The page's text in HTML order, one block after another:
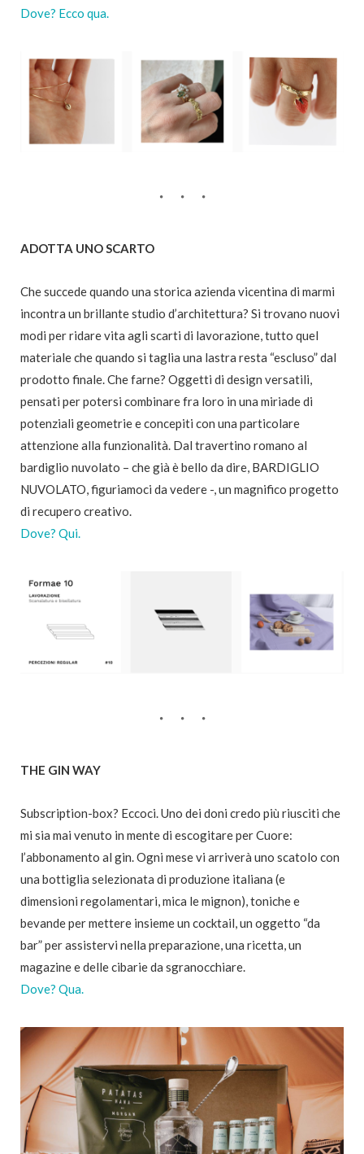
Dove? Ecco qua.
ADOTTA UNO SCARTO
Che succede quando una storica azienda vicentina di marmi
incontra un brillante studio d’architettura? Si trovano nuovi
modi per ridare vita agli scarti di lavorazione, tutto quel
materiale che quando si taglia una lastra resta “escluso” dal
prodotto finale. Che farne? Oggetti di design versatili,
pensati per potersi combinare fra loro in una miriade di
potenziali geometrie e concepiti con una particolare
attenzione alla funzionalità. Dal travertino romano al
bardiglio nuvolato – che già è bello da dire, BARDIGLIO
NUVOLATO, figuriamoci da vedere -, un magnifico progetto
di recupero creativo.
Dove? Qui.
THE GIN WAY
Subscription-box? Eccoci. Uno dei doni credo più riusciti che
mi sia mai venuto in mente di escogitare per Cuore:
l’abbonamento al gin. Ogni mese vi arriverà uno scatolo con
una bottiglia selezionata di produzione italiana (e
dimensioni regolamentari, mica le mignon), toniche e
bevande per mettere insieme un cocktail, un oggetto “da
bar” per assistervi nella preparazione, una ricetta, un
magazine e delle cibarie da sgranocchiare.
Dove? Qua.